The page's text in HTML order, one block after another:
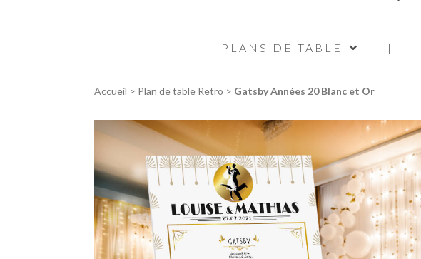
PLANS DE TABLE |
Accueil > Plan de table Retro > Gatsby Années 20 Blanc et Or